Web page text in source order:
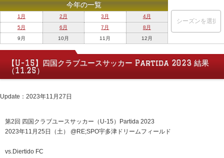
今年の一覧
1月 2月 3月
4月
5月
6月 7月
8月
9月
10月 11月 12月
【U-15】四国クラブユースサッカー Partida 2023 結果
（11.25）
Update：2023年11月27日
第2回 四国クラブユースサッカー（U-15）Partida 2023
2023年11月25日（土） @RE;SPO宇多津ドリームフィールド
vs.Diertido FC